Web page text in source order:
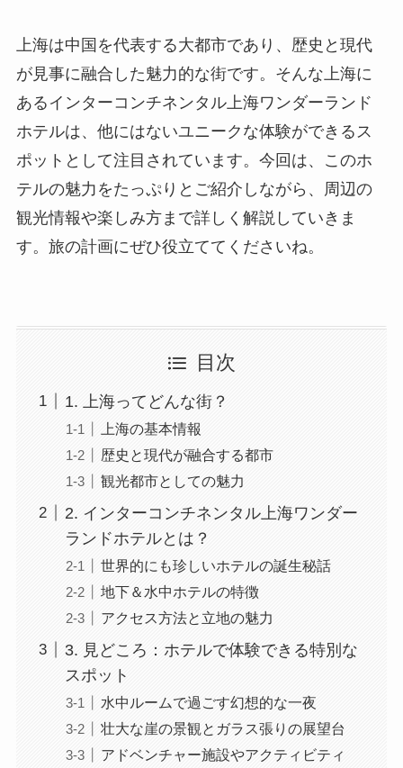
上海は中国を代表する大都市であり、歴史と現代
が見事に融合した魅力的な街です。そんな上海に
あるインターコンチネンタル上海ワンダーランド
ホテルは、他にはないユニークな体験ができるス
ポットとして注目されています。今回は、このホ
テルの魅力をたっぷりとご紹介しながら、周辺の
観光情報や楽しみ方まで詳しく解説していきま
す。旅の計画にぜひ役立ててくださいね。
目次
1. 上海ってどんな街？
上海の基本情報
歴史と現代が融合する都市
観光都市としての魅力
2. インターコンチネンタル上海ワンダー
ランドホテルとは？
世界的にも珍しいホテルの誕生秘話
地下＆水中ホテルの特徴
アクセス方法と立地の魅力
3. 見どころ：ホテルで体験できる特別な
スポット
水中ルームで過ごす幻想的な一夜
壮大な崖の景観とガラス張りの展望台
アドベンチャー施設やアクティビティ